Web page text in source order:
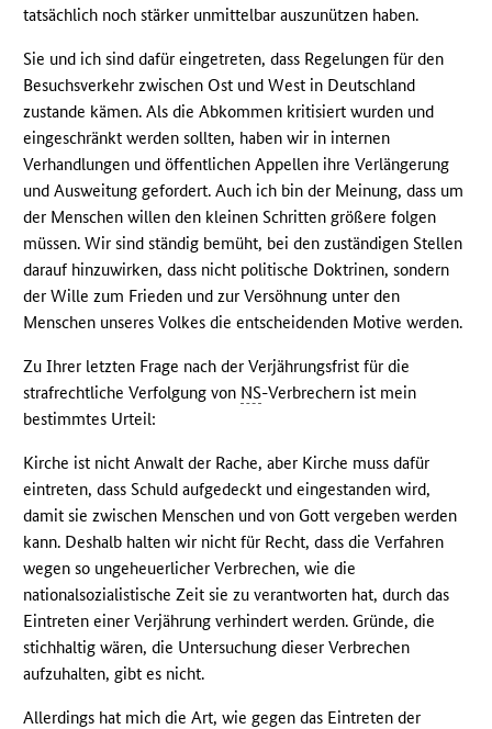
tatsächlich noch stärker unmittelbar auszunützen haben.
Sie und ich sind dafür eingetreten, dass Regelungen für den
Besuchsverkehr zwischen Ost und West in Deutschland
zustande kämen. Als die Abkommen kritisiert wurden und
eingeschränkt werden sollten, haben wir in internen
Verhandlungen und öffentlichen Appellen ihre Verlängerung
und Ausweitung gefordert. Auch ich bin der Meinung, dass um
der Menschen willen den kleinen Schritten größere folgen
müssen. Wir sind ständig bemüht, bei den zuständigen Stellen
darauf hinzuwirken, dass nicht politische Doktrinen, sondern
der Wille zum Frieden und zur Versöhnung unter den
Menschen unseres Volkes die entscheidenden Motive werden.
Zu Ihrer letzten Frage nach der Verjährungsfrist für die
strafrechtliche Verfolgung von NS-Verbrechern ist mein
bestimmtes Urteil:
Kirche ist nicht Anwalt der Rache, aber Kirche muss dafür
eintreten, dass Schuld aufgedeckt und eingestanden wird,
damit sie zwischen Menschen und von Gott vergeben werden
kann. Deshalb halten wir nicht für Recht, dass die Verfahren
wegen so ungeheuerlicher Verbrechen, wie die
nationalsozialistische Zeit sie zu verantworten hat, durch das
Eintreten einer Verjährung verhindert werden. Gründe, die
stichhaltig wären, die Untersuchung dieser Verbrechen
aufzuhalten, gibt es nicht.
Allerdings hat mich die Art, wie gegen das Eintreten der